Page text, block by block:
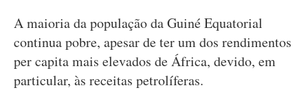
A maioria da população da Guiné Equatorial
continua pobre, apesar de ter um dos rendimentos
per capita mais elevados de África, devido, em
particular, às receitas petrolíferas.